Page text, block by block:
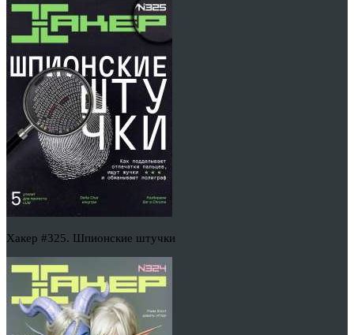
Хакер #325. Шпионские штучки